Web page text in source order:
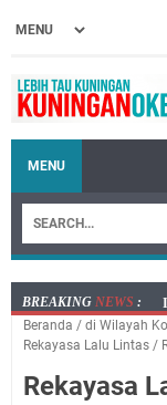
MENU
BREAKING NEWS :
Beranda / di Wilayah
Rekayasa Lalu Lintas /
Rekayasa